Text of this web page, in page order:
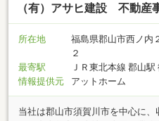
（有）アサヒ建設 不動産
所在地
福島県郡山市西ノ内
２
最寄駅
ＪＲ東北本線 郡山駅
情報提供元
アットホーム
当社は郡山市須賀川市を中心に